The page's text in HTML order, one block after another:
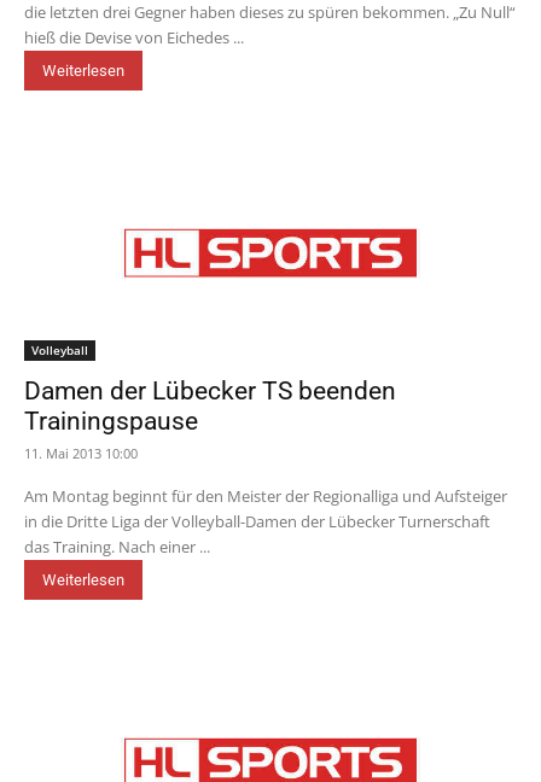
die letzten drei Gegner haben dieses zu spüren bekommen. „Zu Null“
hieß die Devise von Eichedes ...
Weiterlesen
Volleyball
Damen der Lübecker TS beenden
Trainingspause
11. Mai 2013 10:00
Am Montag beginnt für den Meister der Regionalliga und Aufsteiger
in die Dritte Liga der Volleyball-Damen der Lübecker Turnerschaft
das Training. Nach einer ...
Weiterlesen